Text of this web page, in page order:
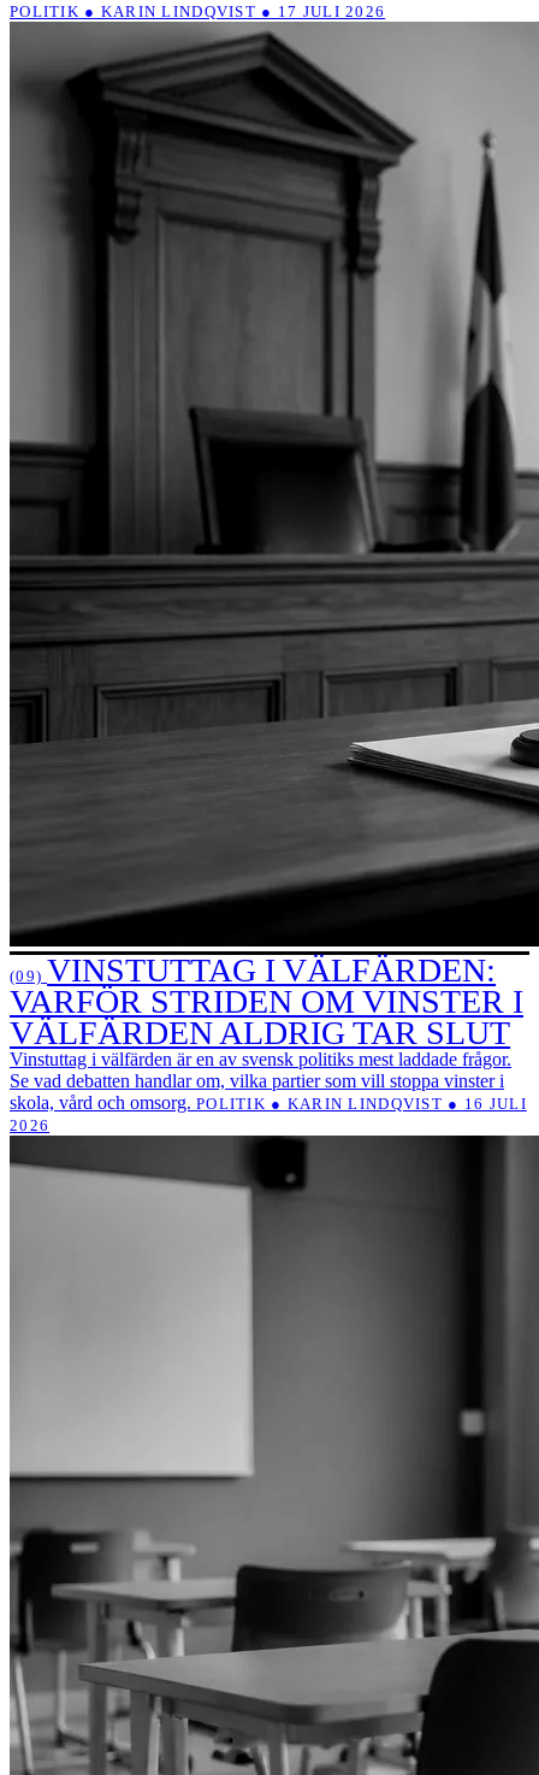
POLITIK ● KARIN LINDQVIST ● 17 JULI 2026
(09) VINSTUTTAG I VÄLFÄRDEN:
VARFÖR STRIDEN OM VINSTER I
VÄLFÄRDEN ALDRIG TAR SLUT
Vinstuttag i välfärden är en av svensk politiks mest laddade frågor.
Se vad debatten handlar om, vilka partier som vill stoppa vinster i
skola, vård och omsorg. POLITIK ● KARIN LINDQVIST ● 16 JULI
2026